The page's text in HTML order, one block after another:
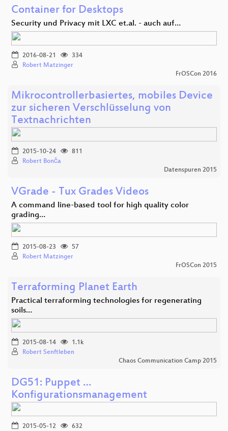
Container for Desktops
Security und Privacy mit LXC et.al. - auch auf…
2016-08-21
334
Robert Matzinger
FrOSCon 2016
Mikrocontrollerbasiertes, mobiles Device
zur sicheren Verschlüsselung von
Textnachrichten
2015-10-24
811
Robert Bonča
Datenspuren 2015
VGrade - Tux Grades Videos
A command line-based tool for high quality color
grading…
2015-08-23
57
Robert Matzinger
FrOSCon 2015
Terraforming Planet Earth
Practical terraforming technologies for regenerating
soils…
2015-08-14
1.1k
Robert Senftleben
Chaos Communication Camp 2015
DG51: Puppet …
Konfigurationsmanagement
2015-05-12
632